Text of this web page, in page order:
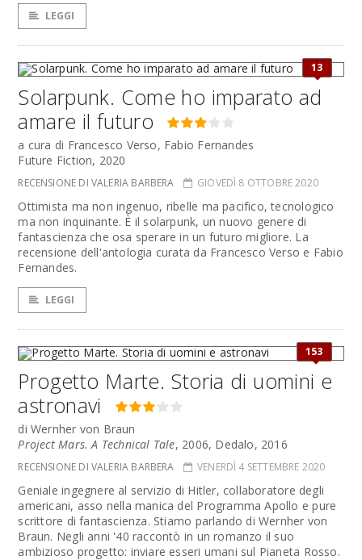
LEGGI
13
Solarpunk. Come ho imparato ad
amare il futuro
a cura di Francesco Verso, Fabio Fernandes
Future Fiction, 2020
RECENSIONE DI VALERIA BARBERA GIOVEDÌ 8 OTTOBRE 2020
Ottimista ma non ingenuo, ribelle ma pacifico, tecnologico
ma non inquinante. È il solarpunk, un nuovo genere di
fantascienza che osa sperare in un futuro migliore. La
recensione dell'antologia curata da Francesco Verso e Fabio
Fernandes.
LEGGI
153
Progetto Marte. Storia di uomini e
astronavi
di Wernher von Braun
Project Mars. A Technical Tale, 2006, Dedalo, 2016
RECENSIONE DI VALERIA BARBERA VENERDÌ 4 SETTEMBRE 2020
Geniale ingegnere al servizio di Hitler, collaboratore degli
americani, asso nella manica del Programma Apollo e pure
scrittore di fantascienza. Stiamo parlando di Wernher von
Braun. Negli anni '40 raccontò in un romanzo il suo
ambizioso progetto: inviare esseri umani sul Pianeta Rosso.